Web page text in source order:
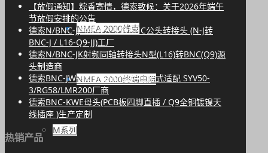
NMEA 2000线束
NMEA 2000终端电阻
M系列
【放假通知】粽香寄情，德索致候：关于2026年端午
节放假安排的公告
德索N/BNC-JJ纯铜N公头转BNC公头转接头 (N-J转
BNC-J / L16-Q9-JJ)工厂
德索N/BNC-JK射频同轴转接头N型(L16)转BNC(Q9)源
头制造商
德索BNC-JW-3弯公头90°直角压接式适配 SYV50-
3/RG58/LMR200厂商
德索BNC-KWE母头(PCB板四脚直插 / Q9全铜镀镍天
线插座 )生产定制
热销产品